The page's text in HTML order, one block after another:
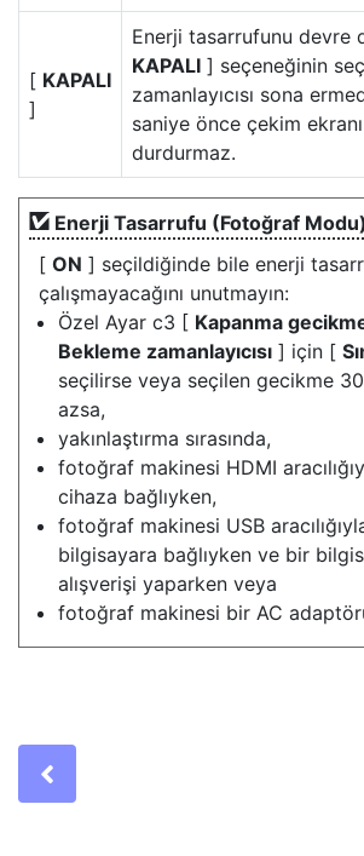
[ KAPALI
]
Enerji tasarrufunu devre
KAPALI ] seçeneğinin
zamanlayıcısı sona
saniye önce çekim
durdurmaz.
Enerji Tasarrufu (Fotoğraf Modu)
[ ON ] seçildiğinde bile enerji
çalışmayacağını unutmayın:
Özel Ayar c3 [ Kapanma
Bekleme zamanlayıcısı ] için [
seçilirse veya seçilen gecikme
azsa,
yakınlaştırma sırasında,
fotoğraf makinesi HDMI
cihaza bağlıyken,
fotoğraf makinesi USB
bilgisayara bağlıyken ve bir
alışverişi yaparken veya
fotoğraf makinesi bir AC